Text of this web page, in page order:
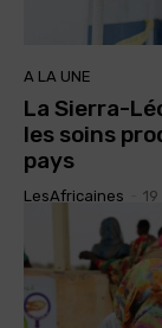
A LA UNE
La Sierra-
les soins
pays
LesAfricaines